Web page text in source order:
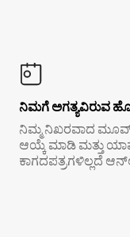
ನಿಮಗೆ ಅಗತ್ಯವಿರುವ
ನಿಮ್ಮ ನಿಖರವಾದ
ಆಯ್ಕೆ ಮಾಡಿ ಮತ್ತು
ಕಾಗದಪತ್ರಗಳಿಲ್ಲದೆ